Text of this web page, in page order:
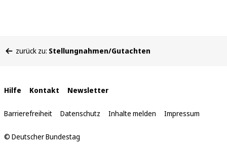
befinden
zurück zu: Stellungnahmen/Gutachten
Interne
Links
Hilfe Kontakt Newsletter
Barrierefreiheit Datenschutz Inhalte melden Impressum
© Deutscher Bundestag